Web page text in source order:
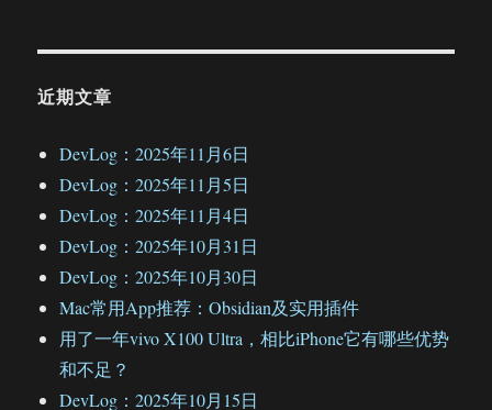
近期文章
DevLog：2025年11月6日
DevLog：2025年11月5日
DevLog：2025年11月4日
DevLog：2025年10月31日
DevLog：2025年10月30日
Mac常用App推荐：Obsidian及实用插件
用了一年vivo X100 Ultra，相比iPhone它有哪些优势
和不足？
DevLog：2025年10月15日